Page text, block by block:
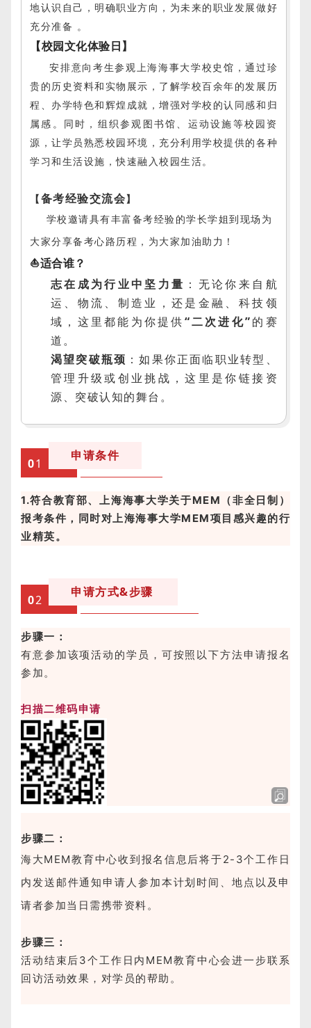
地认识自己，明确职业方向，为未来的职业发展做好
充分准备 。
【校园文化体验日】
安排意向考生参观上海海事大学校史馆，通过珍
贵的历史资料和实物展示，了解学校百余年的发展历
程、办学特色和辉煌成就，增强对学校的认同感和归
属感。同时，组织参观图书馆、运动设施等校园资
源，让学员熟悉校园环境，充分利用学校提供的各种
学习和生活设施，快速融入校园生活。
【 备考经验交流会 】
学校邀请具有丰富备考经验的学长学姐到现场为
大家分享备考心路历程，为大家加油助力！
⛵适合谁？
志在成为行业中坚力量 ：无论你来自航
运、物流、制造业，还是金融、科技领
域，这里都能为你提供“二次进化”的赛
道。
渴望突破瓶颈 ：如果你正面临职业转型、
管理升级或创业挑战，这里是你链接资
源、突破认知的舞台。
申请条件
01
1.符合教育部、上海海事大学关于MEM（非全日制）
报考条件，同时对上海海事大学MEM项目感兴趣的行
业精英。
申请方式&步骤
02
步骤一：
有意参加该项活动的学员，可按照以下方法申请报名
参加。
扫描二维码申请
步骤二：
海大MEM教育中心收到报名信息后将于2-3个工作日
内发送邮件通知申请人参加本计划时间、地点以及申
请者参加当日需携带资料。
步骤三：
活动结束后3个工作日内MEM教育中心会进一步联系
回访活动效果，对学员的帮助。